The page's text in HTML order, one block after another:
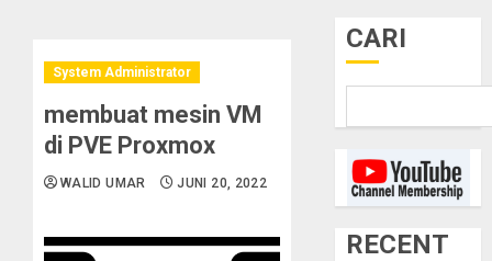
System Administrator
membuat mesin VM
di PVE Proxmox
WALID UMAR JUNI 20, 2022
CARI
RECENT